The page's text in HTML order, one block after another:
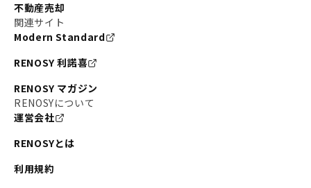
不動産売却
関連サイト
Modern Standard
RENOSY 利諾喜
RENOSY マガジン
RENOSYについて
運営会社
RENOSYとは
利用規約